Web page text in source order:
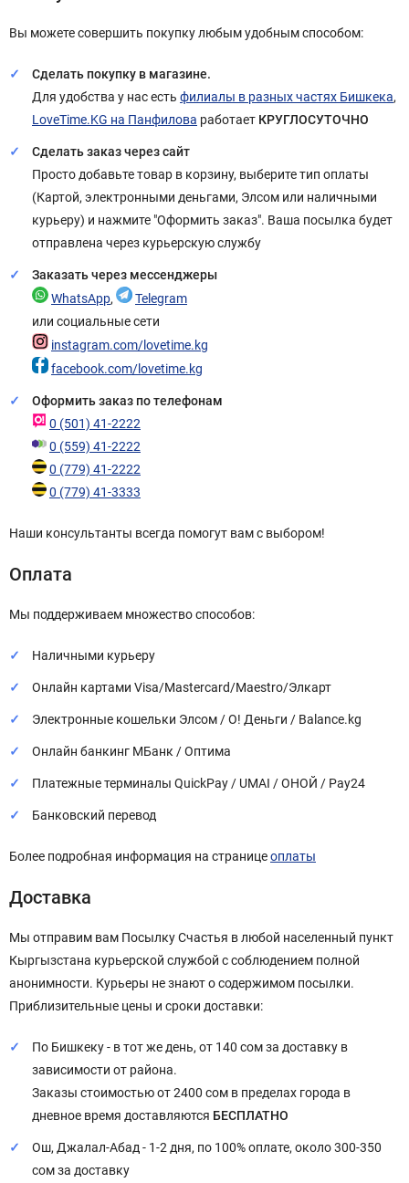
Вы можете совершить покупку любым удобным способом:
Сделать покупку в магазине.
Для удобства у нас есть филиалы в разных частях Бишкека,
LoveTime.KG на Панфилова работает КРУГЛОСУТОЧНО
Сделать заказ через сайт
Просто добавьте товар в корзину, выберите тип оплаты
(Картой, электронными деньгами, Элсом или наличными
курьеру) и нажмите "Оформить заказ". Ваша посылка будет
отправлена через курьерскую службу
Заказать через мессенджеры
WhatsApp,
Telegram
или социальные сети
instagram.com/lovetime.kg
facebook.com/lovetime.kg
Оформить заказ по телефонам
0 (501) 41-2222
0 (559) 41-2222
0 (779) 41-2222
0 (779) 41-3333
Наши консультанты всегда помогут вам с выбором!
Оплата
Мы поддерживаем множество способов:
Наличными курьеру
Онлайн картами Visa/Mastercard/Maestro/Элкарт
Электронные кошельки Элсом / О! Деньги / Balance.kg
Онлайн банкинг МБанк / Оптима
Платежные терминалы QuickPay / UMAI / ОНОЙ / Pay24
Банковский перевод
Более подробная информация на страницеоплаты
Доставка
Мы отправим вам Посылку Счастья в любой населенный пункт
Кыргызстана курьерской службой с соблюдением полной
анонимности. Курьеры не знают о содержимом посылки.
Приблизительные цены и сроки доставки:
По Бишкеку - в тот же день, от 140 сом за доставку в
зависимости от района.
Заказы стоимостью от 2400 сом в пределах города в
дневное время доставляются БЕСПЛАТНО
Ош, Джалал-Абад - 1-2 дня, по 100% оплате, около 300-350
сом за доставку